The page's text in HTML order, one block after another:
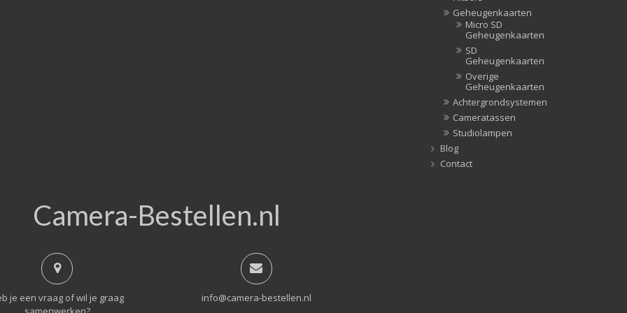
Geheugenkaarten
Micro SD
Geheugenkaarten
SD
Geheugenkaarten
Overige
Geheugenkaarten
Achtergrondsystemen
Cameratassen
Studiolampen
Blog
Contact
Camera-Bestellen.nl
je een vraag of wil je graag
info@camera-bestellen.nl